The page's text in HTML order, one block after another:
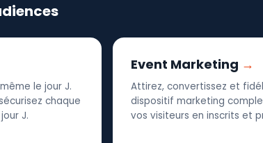
le jour J.
chaque
J.
Event Marketing
Attirez, convertissez et
dispositif marketing
vos visiteurs en inscrits et